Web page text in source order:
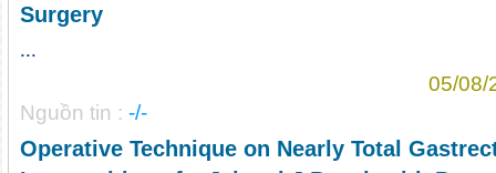
Surgery
...
05/08/
Nguồn tin : -/-
Operative Technique on Nearly Total